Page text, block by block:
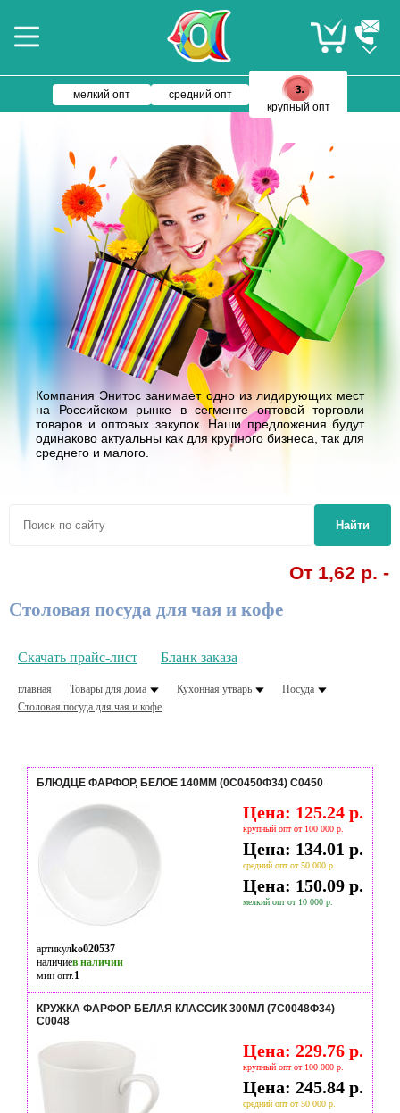
мелкий опт
средний опт
крупный опт
Компания Энитос занимает одно из лидирующих мест
на Российском рынке в сегменте оптовой торговли
товаров и оптовых закупок. Наши предложения будут
одинаково актуальны как для крупного бизнеса, так для
среднего и малого.
Найти
От 1,62 р. -
Столовая посуда для чая и кофе
Скачать прайс-лист Бланк заказа
главная Товары для дома Кухонная утварь
Посуда
Столовая посуда для чая и кофе
БЛЮДЦЕ ФАРФОР, БЕЛОЕ 140ММ (0С0450Ф34) C0450
Цена: 125.24 р.
крупный опт от 100 000 р.
Цена: 134.01 р.
средний опт от 50 000 р.
Цена: 150.09 р.
мелкий опт от 10 000 р.
артикулko020537
наличиев наличии
мин опт.1
КРУЖКА ФАРФОР БЕЛАЯ КЛАССИК 300МЛ (7С0048Ф34)
C0048
Цена: 229.76 р.
крупный опт от 100 000 р.
Цена: 245.84 р.
средний опт от 50 000 р.